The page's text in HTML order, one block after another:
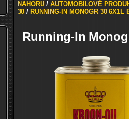
NAHORU / AUTOMOBILOVÉ
30 / RUNNING-IN MONOGR 30 6X1L
Running-In